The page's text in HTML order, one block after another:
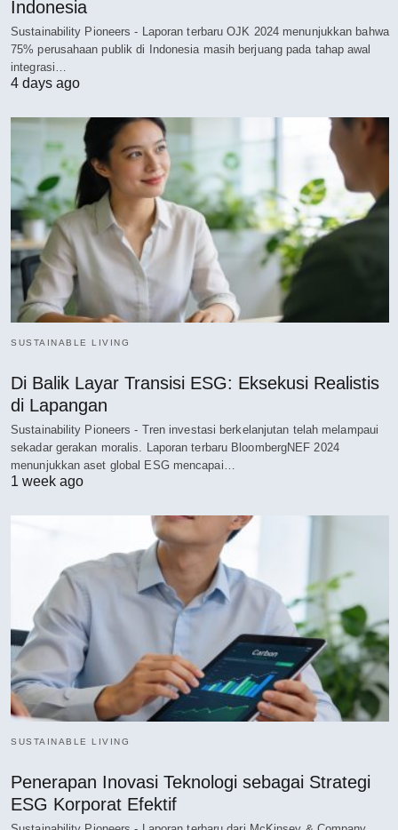
Indonesia
Sustainability Pioneers - Laporan terbaru OJK 2024 menunjukkan bahwa
75% perusahaan publik di Indonesia masih berjuang pada tahap awal
integrasi…
4 days ago
SUSTAINABLE LIVING
Di Balik Layar Transisi ESG: Eksekusi Realistis
di Lapangan
Sustainability Pioneers - Tren investasi berkelanjutan telah melampaui
sekadar gerakan moralis. Laporan terbaru BloombergNEF 2024
menunjukkan aset global ESG mencapai…
1 week ago
SUSTAINABLE LIVING
Penerapan Inovasi Teknologi sebagai Strategi
ESG Korporat Efektif